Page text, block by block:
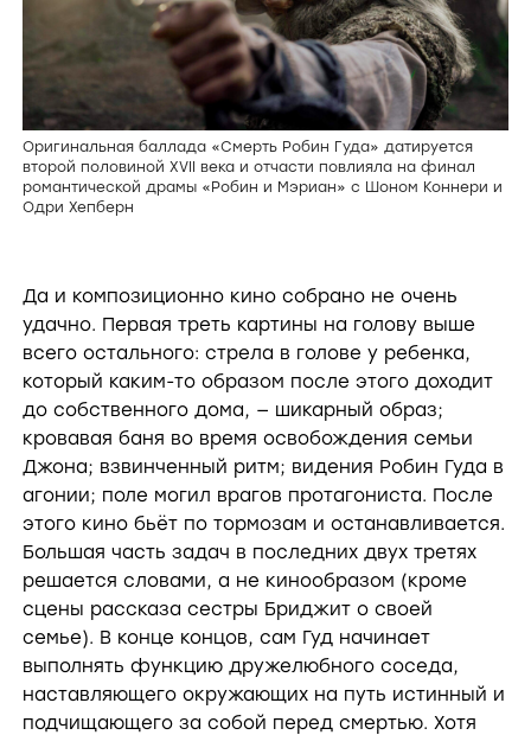
Оригинальная баллада «Смерть Робин Гуда» датируется
второй половиной XVII века и отчасти повлияла на финал
романтической драмы «Робин и Мэриан» с Шоном Коннери и
Одри Хепберн
Да и композиционно кино собрано не очень
удачно. Первая треть картины на голову выше
всего остального: стрела в голове у ребенка,
который каким-то образом после этого доходит
до собственного дома, — шикарный образ;
кровавая баня во время освобождения семьи
Джона; взвинченный ритм; видения Робин Гуда в
агонии; поле могил врагов протагониста. После
этого кино бьёт по тормозам и останавливается.
Большая часть задач в последних двух третях
решается словами, а не кинообразом (кроме
сцены рассказа сестры Бриджит о своей
семье). В конце концов, сам Гуд начинает
выполнять функцию дружелюбного соседа,
наставляющего окружающих на путь истинный и
подчищающего за собой перед смертью. Хотя